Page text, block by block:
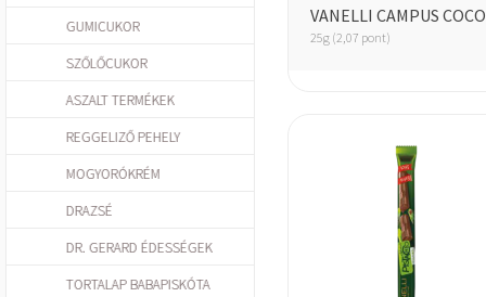
GUMICUKOR
SZŐLŐCUKOR
ASZALT TERMÉKEK
REGGELIZŐ PEHELY
MOGYORÓKRÉM
DRAZSÉ
DR. GERARD ÉDESSÉGEK
TORTALAP BABAPISKÓTA
VANELLI CAMPUS
25g (2,07 pont)